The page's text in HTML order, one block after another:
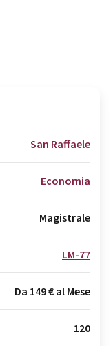
San Raffaele
Economia
Magistrale
LM-77
Da 149 € al Mese
120